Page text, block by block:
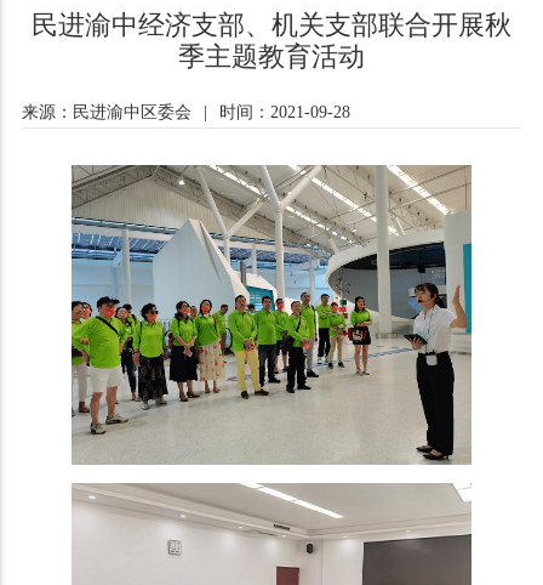
民进渝中经济支部、机关支部联合开展秋
季主题教育活动
来源：民进渝中区委会 时间：2021-09-28